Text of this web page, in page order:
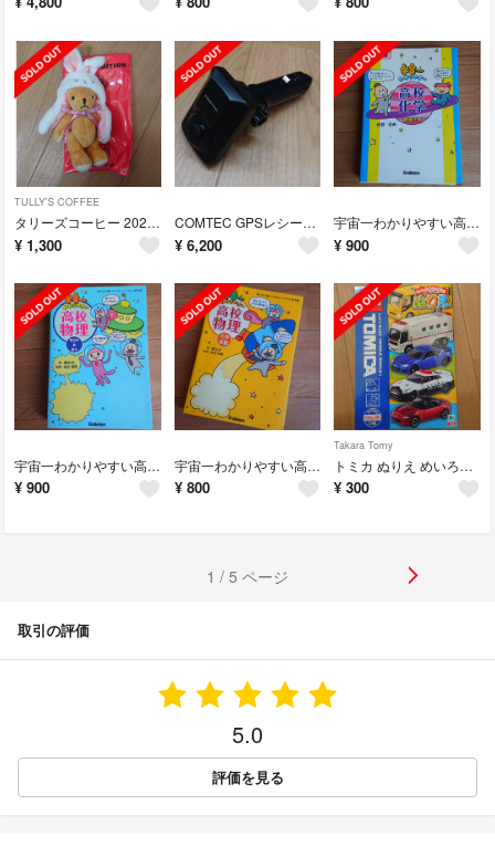
TULLY'S COFFEE
タリーズコーヒー 2023福袋 タリーズベアー
¥ 1,300
COMTEC GPSレシーバー ZERO108C
¥ 6,200
宇宙一わかりやすい高校化学 理論化学 改訂版
¥ 900
宇宙一わかりやすい高校物理 電磁気・熱・原子
¥ 900
宇宙一わかりやすい高校物理（力学・波動）
¥ 800
Takara Tomy
トミカ ぬりえ めいろつき
¥ 300
1 / 5 ページ
取引の評価
5.0
評価を見る